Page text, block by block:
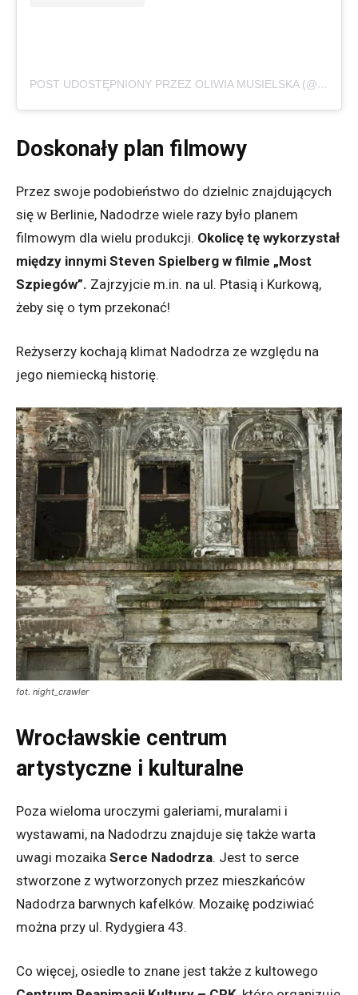
POST UDOSTĘPNIONY PRZEZ OLIWIA MUSIELSKA (@OLIVKOVA.BABECZKA)
Doskonały plan filmowy
Przez swoje podobieństwo do dzielnic znajdujących
się w Berlinie, Nadodrze wiele razy było planem
filmowym dla wielu produkcji. Okolicę tę wykorzystał
między innymi Steven Spielberg w filmie „Most
Szpiegów”. Zajrzyjcie m.in. na ul. Ptasią i Kurkową,
żeby się o tym przekonać!
Reżyserzy kochają klimat Nadodrza ze względu na
jego niemiecką historię.
fot. night_crawler
Wrocławskie centrum
artystyczne i kulturalne
Poza wieloma uroczymi galeriami, muralami i
wystawami, na Nadodrzu znajduje się także warta
uwagi mozaika Serce Nadodrza. Jest to serce
stworzone z wytworzonych przez mieszkańców
Nadodrza barwnych kafelków. Mozaikę podziwiać
można przy ul. Rydygiera 43.
Co więcej, osiedle to znane jest także z kultowego